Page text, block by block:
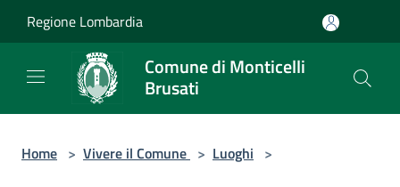
Regione Lombardia
Comune di Monticelli
Brusati
Home > Vivere il Comune > Luoghi >